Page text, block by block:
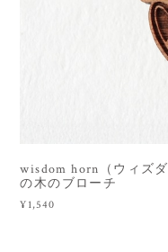
wisdom horn（ウィズ
の木のブローチ
¥1,540